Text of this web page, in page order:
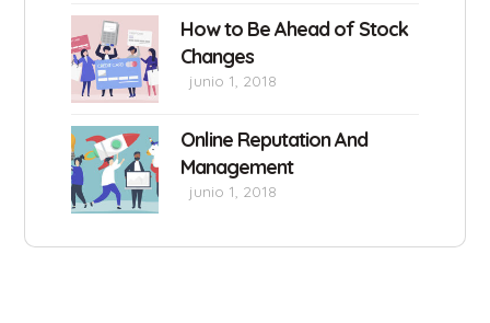
How to Be Ahead of Stock
Changes
junio 1, 2018
Online Reputation And
Management
junio 1, 2018